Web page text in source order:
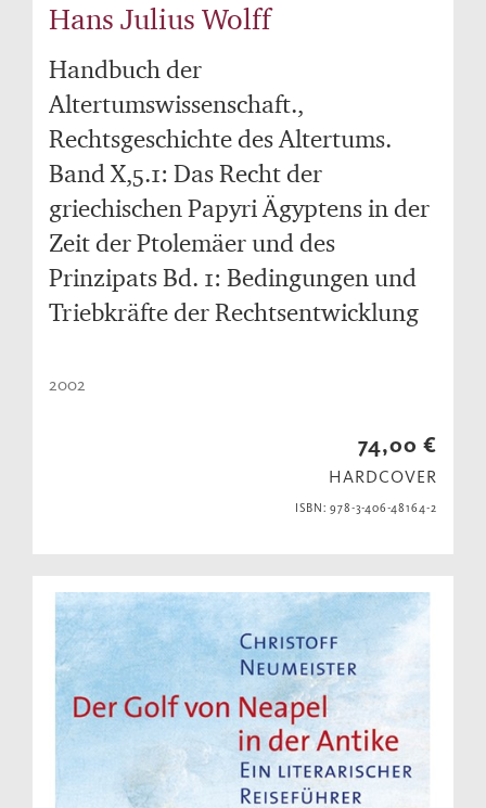
Hans Julius Wolff
Handbuch der
Altertumswissenschaft.,
Rechtsgeschichte des Altertums.
Band X,5.1: Das Recht der
griechischen Papyri Ägyptens in der
Zeit der Ptolemäer und des
Prinzipats Bd. 1: Bedingungen und
Triebkräfte der Rechtsentwicklung
2002
74,00 €
HARDCOVER
ISBN: 978-3-406-48164-2